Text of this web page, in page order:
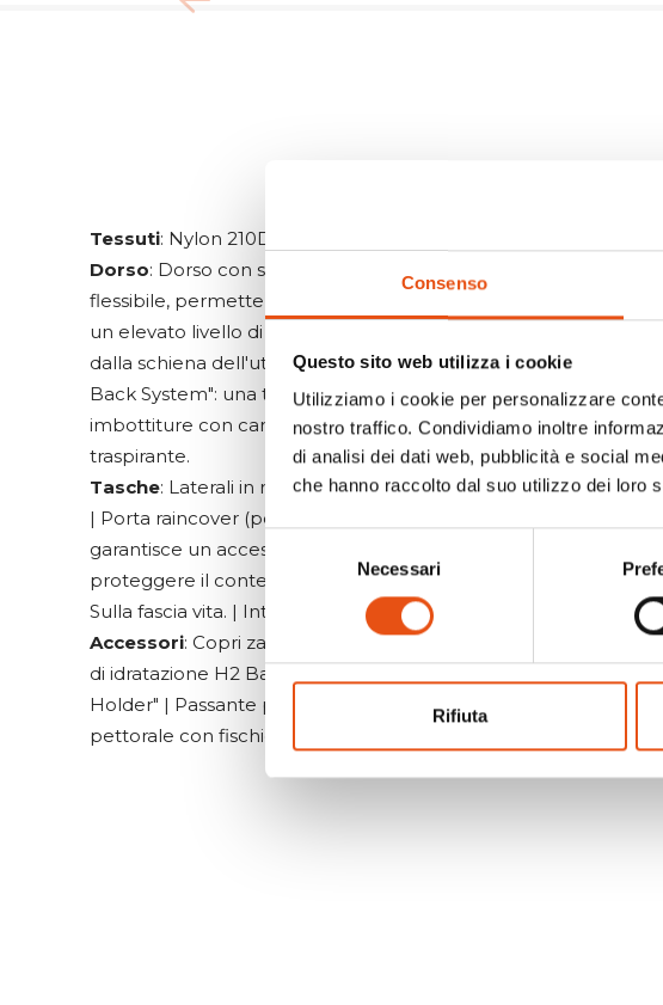
Consenso
Questo sito web utilizza i cookie
Utilizziamo i cookie per personalizzare
nostro traffico. Condividiamo inoltre
di analisi dei dati web, pubblicità e social
che hanno raccolto dal suo utilizzo dei loro
Necessari
Rifiuta
Tessuti: Nylon 210D Hexagonal
Dorso: Dorso con sistema "Dry Net System": il bastino in acciaio
flessibile, permette una perfetta distribuzione del carico e
un elevato livello di aerazione tensionando la rete che separa lo
dalla schiena dell'utilizzatore. | Spallacci e cintura a vita con
Back System": una traspirazione eccellente grazie
imbottiture con canali di aerazione e tessuto reticolare super
traspirante.
Tasche: Laterali in rete. | Frontale | Di sicurezza in rete con
| Porta raincover (posizionata nella parte superiore dello zaino,
garantisce un accesso rapido e immediato al coprizaino, ideale
proteggere il contenuto durante improvvisi cambiamenti
Sulla fascia vita. | Interna sul dorso
Accessori: Copri zaino | Porta bastoncini | Compatibile con il
di idratazione H2 Bag | Asole porta casco | Compatibile con
Holder" | Passante posteriore per la luce di sicurezza | Cinturino
pettorale con fischietto d'emergenza